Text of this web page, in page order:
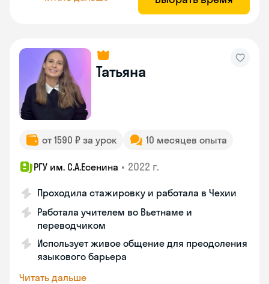
Татьяна
от 1590 ₽ за урок 10 месяцев опыта
РГУ им. С.А.Есенина • 2022 г.
Проходила стажировку и работала в Чехии
Работала учителем во Вьетнаме и
переводчиком
Использует живое общение для преодоления
языкового барьера
Читать дальше